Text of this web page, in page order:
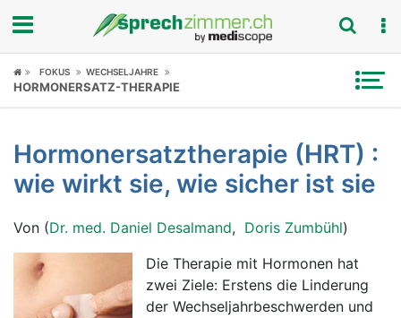
Fokus
Symptome
Ratgeber
FOKUS WECHSELJAHRE
HORMONERSATZ-THERAPIE
Hormonersatztherapie (HRT) :
wie wirkt sie, wie sicher ist sie
Von (Dr. med. Daniel Desalmand, Doris Zumbühl)
Die Therapie mit Hormonen hat
zwei Ziele: Erstens die Linderung
der Wechseljahrbeschwerden und